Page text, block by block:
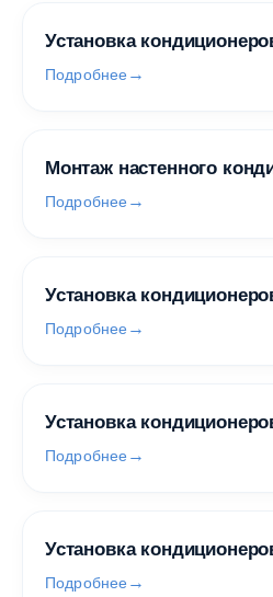
Установка
Подробнее
Монтаж настенного
Подробнее
Установка
Подробнее
Установка
Подробнее
Установка
Подробнее